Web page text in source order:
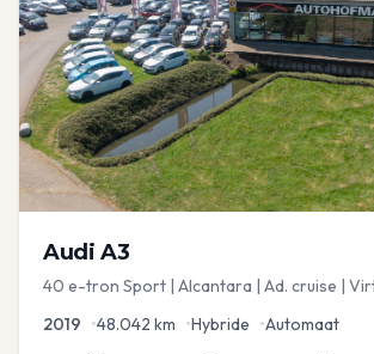
Audi A3
40 e-tron Sport | Alcantara | Ad. cruise |
2019 •48.042 km •Hybride •Automaat